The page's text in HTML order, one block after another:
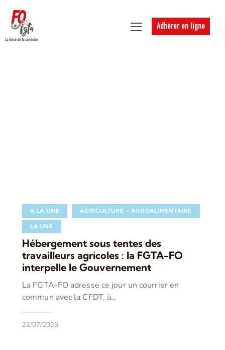
Adhérer en ligne
A LA UNE AGRICULTURE - AGROALIMENTAIRE
LA UNE
Hébergement sous tentes des
travailleurs agricoles : la FGTA-FO
interpelle le Gouvernement
La FGTA-FO adresse ce jour un courrier en
commun avec la CFDT, à…
22/07/2026